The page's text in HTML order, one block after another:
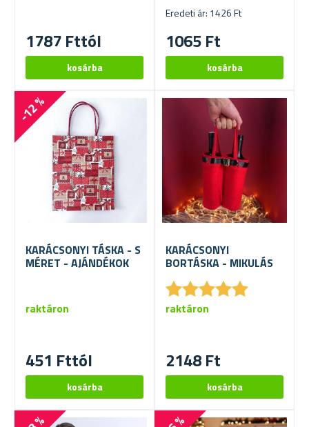
1787 Fttól
Eredeti ár: 1426 Ft
1065 Ft
-12 %
KARÁCSONYI TÁSKA - S
MÉRET - AJÁNDÉKOK
451 Fttól
raktáron
KARÁCSONYI
BORTÁSKA - MIKULÁS
★★★★★
★★★★★
2148 Ft
raktáron